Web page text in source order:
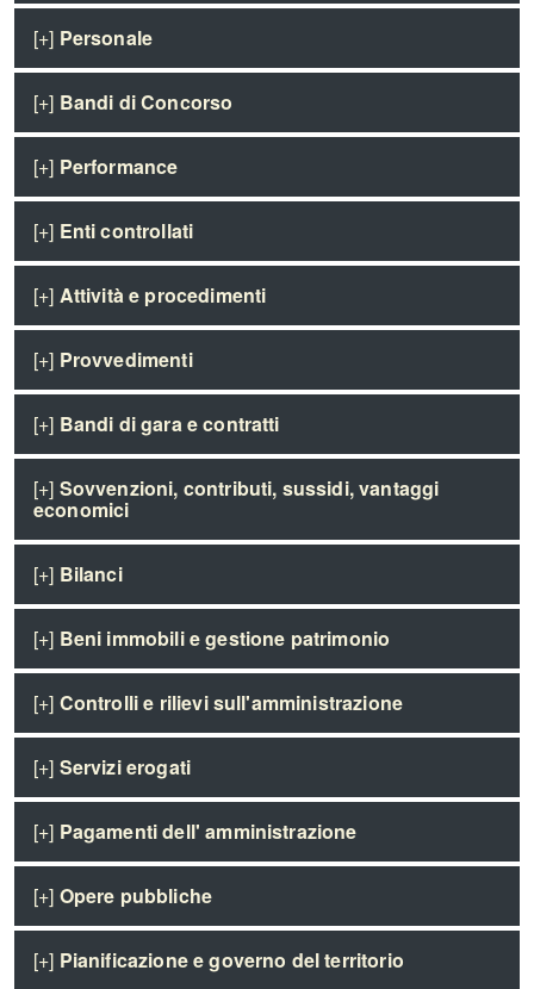
[+] Personale
[+] Bandi di Concorso
[+] Performance
[+] Enti controllati
[+] Attività e procedimenti
[+] Provvedimenti
[+] Bandi di gara e contratti
[+] Sovvenzioni, contributi, sussidi, vantaggi
economici
[+] Bilanci
[+] Beni immobili e gestione patrimonio
[+] Controlli e rilievi sull'amministrazione
[+] Servizi erogati
[+] Pagamenti dell' amministrazione
[+] Opere pubbliche
[+] Pianificazione e governo del territorio